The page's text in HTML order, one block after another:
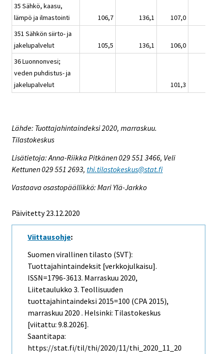
35 Sähkö, kaasu,
lämpö ja ilmastointi
106,7 136,1
107,0
351 Sähkön siirto- ja
jakelupalvelut
105,5 136,1
106,0
36 Luonnonvesi;
veden puhdistus- ja
jakelupalvelut
101,3
Lähde: Tuottajahintaindeksi 2020, marraskuu.
Tilastokeskus
Lisätietoja: Anna-Riikka Pitkänen 029 551 3466, Veli
Kettunen 029 551 2693, thi.tilastokeskus@stat.fi
Vastaava osastopäällikkö: Mari Ylä-Jarkko
Päivitetty 23.12.2020
Viittausohje:
Suomen virallinen tilasto (SVT):
Tuottajahintaindeksit [verkkojulkaisu].
ISSN=1796-3613. Marraskuu 2020,
Liitetaulukko 3. Teollisuuden
tuottajahintaindeksi 2015=100 (CPA 2015),
marraskuu 2020 . Helsinki: Tilastokeskus
[viitattu: 9.8.2026].
Saantitapa:
https://stat.fi/til/thi/2020/11/thi_2020_11_20